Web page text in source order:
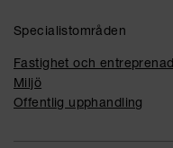
Specialistområden
Fastighet och entreprenad
Miljö
Offentlig upphandling